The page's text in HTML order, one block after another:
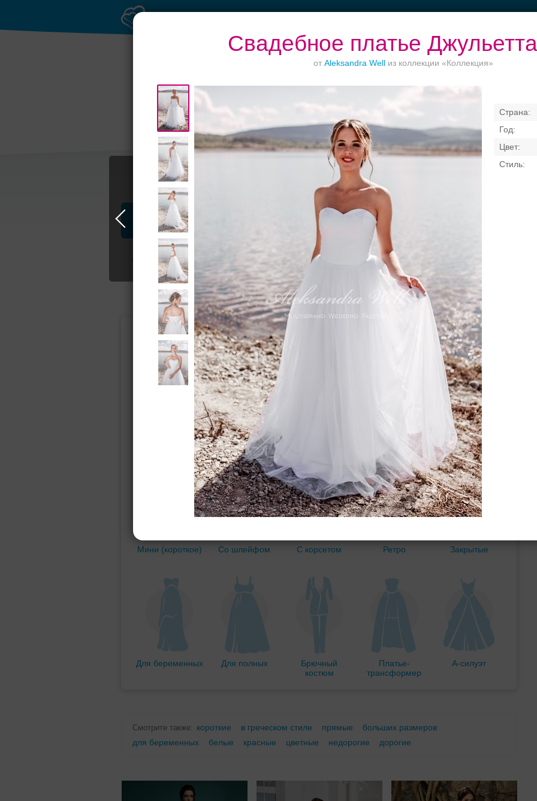
Свадебное платье Джульетта
от Aleksandra Well из коллекции «Коллекция»
Банкет до 1500 руб.
отеле
Профессионалы и услуги Свадебные платья Банкет
Свадьба в Самаре Свадебные платья
Подбор свадебного платья
Прямое Принцесса Бальное
Мини (короткое) Со шлейфом С корсетом Ретро Закрытые
Для беременных Для полных
Брючный
костюм
Платье-
трансформер
А-силуэт
Смотрите также: короткие в греческом стиле прямые
больших размеров
для беременных
белые красные цветные недорогие дорогие